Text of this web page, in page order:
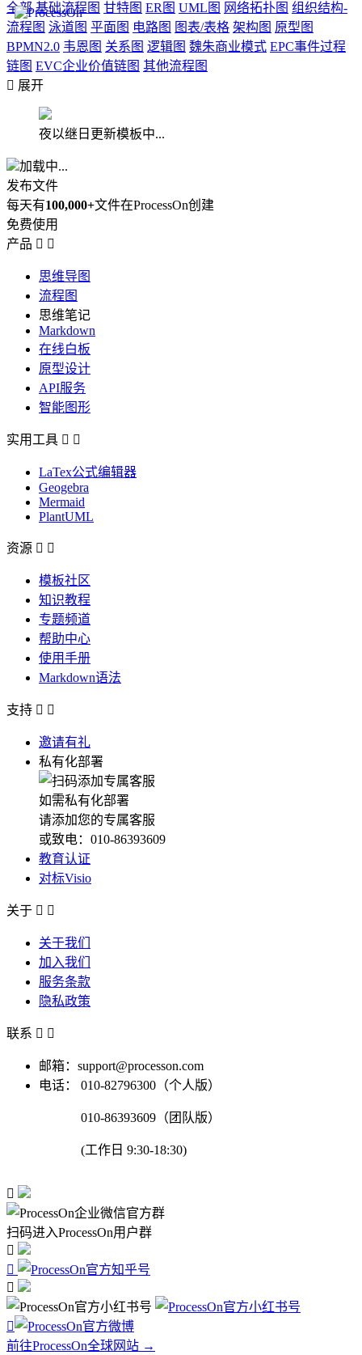
全部 基础流程图 甘特图 ER图 UML图 网络拓扑图 组织结构-
流程图 泳道图 平面图 电路图 图表/表格 架构图 原型图
BPMN2.0 韦恩图 关系图 逻辑图 魏朱商业模式 EPC事件过程
链图 EVC企业价值链图 其他流程图
 展开
夜以继日更新模板中...
加载中...
发布文件
每天有100,000+文件在ProcessOn创建
免费使用
产品  
思维导图
流程图
思维笔记
Markdown
在线白板
原型设计
API服务
智能图形
实用工具  
LaTex公式编辑器
Geogebra
Mermaid
PlantUML
资源  
模板社区
知识教程
专题频道
帮助中心
使用手册
Markdown语法
支持  
邀请有礼
私有化部署
如需私有化部署
请添加您的专属客服
或致电：010-86393609
教育认证
对标Visio
关于  
关于我们
加入我们
服务条款
隐私政策
联系  
邮箱：support@processon.com
电话：
010-82796300（个人版）
010-86393609（团队版）
(工作日 9:30-18:30)

扫码进入ProcessOn用户群




前往ProcessOn全球网站 →